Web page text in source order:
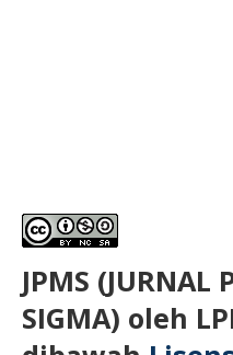
JPMS (JURNAL
SIGMA) oleh